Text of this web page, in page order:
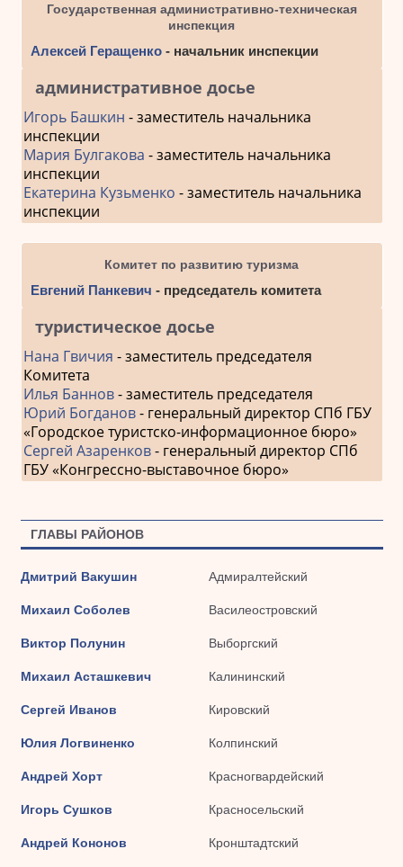
Государственная административно-техническая
инспекция
Алексей Геращенко- начальник инспекции
административное досье
Игорь Башкин - заместитель начальника
инспекции
Мария Булгакова - заместитель начальника
инспекции
Екатерина Кузьменко - заместитель начальника
инспекции
Комитет по развитию туризма
Евгений Панкевич - председатель комитета
туристическое досье
Нана Гвичия - заместитель председателя
Комитета
Илья Баннов- заместитель председателя
Юрий Богданов- генеральный директор СПб ГБУ
«Городское туристско-информационное бюро»
Сергей Азаренков- генеральный директор СПб
ГБУ «Конгрессно-выставочное бюро»
ГЛАВЫ РАЙОНОВ
Дмитрий Вакушин Адмиралтейский
Михаил Соболев Василеостровский
Виктор Полунин Выборгский
Михаил Асташкевич Калининский
Сергей Иванов Кировский
Юлия Логвиненко Колпинский
Андрей Хорт Красногвардейский
Игорь Сушков Красносельский
Андрей Кононов Кронштадтский